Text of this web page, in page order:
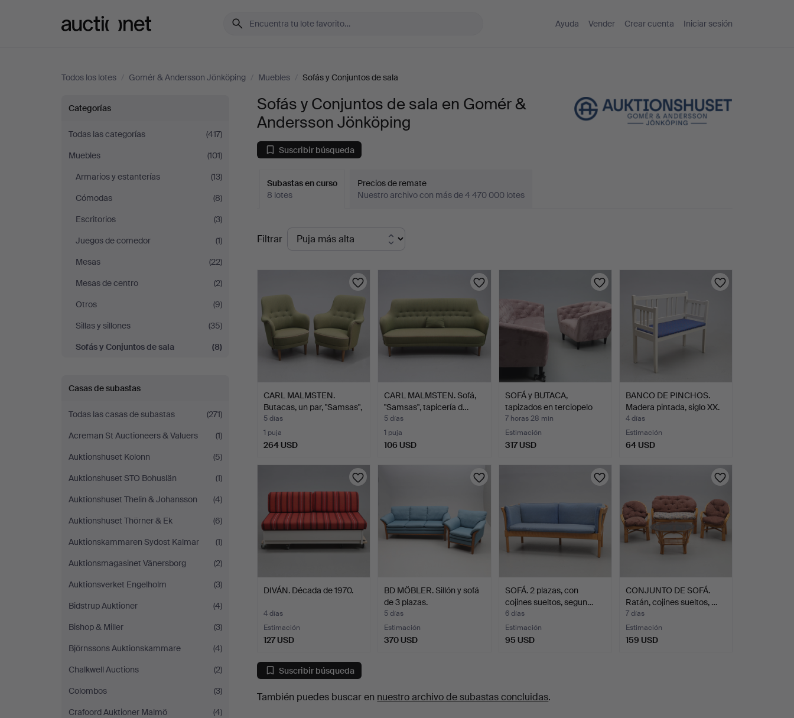
Ayuda Vender Crear cuenta Iniciar sesión
Todos los lotes / Gomér & Andersson Jönköping / Muebles / Sofás y Conjuntos de sala
Sofás
y
Conjuntos
de
sala
en
Gomér
Andersson
Categorías
Todas las categorías
(417)
Muebles
(101)
Armarios y estanterías
(13)
Cómodas
(8)
Escritorios
(3)
Juegos de comedor
(1)
Mesas
(22)
Mesas de centro
(2)
Otros
(9)
Sillas y sillones
(35)
Sofás y Conjuntos de sala
(8)
Casas de subastas
Todas las casas de subastas
(271)
Acreman St Auctioneers & Valuers
(1)
Auktionshuset Kolonn
(5)
Auktionshuset STO Bohuslän
(1)
Auktionshuset Thelin & Johansson
(4)
Auktionshuset Thörner & Ek
(6)
Auktionskammaren Sydost Kalmar
(1)
Auktionsmagasinet Vänersborg
(2)
Auktionsverket Engelholm
(3)
Bidstrup Auktioner
(4)
Bishop & Miller
(3)
Björnssons Auktionskammare
(4)
Chalkwell Auctions
(2)
Colombos
(3)
Crafoord Auktioner Malmö
(4)
Sofás y Conjuntos de sala en Gomér &
Andersson Jönköping
Suscribir búsqueda
Subastas en curso
8 lotes
Precios de remate
Nuestro archivo con más de 4 470 000 lotes
Subastas
en
curso
Filtrar
CARL MALMSTEN.
Butacas, un par, "Samsas",
…
5 días
1 puja
264 USD
CARL MALMSTEN. Sofá,
"Samsas", tapicería d…
5 días
1 puja
106 USD
SOFÁ y BUTACA,
tapizados en terciopelo
ros…
7 horas 28 min
Estimación
317 USD
BANCO DE PINCHOS.
Madera pintada, siglo XX.
4 días
Estimación
64 USD
DIVÁN. Década de 1970.
4 días
Estimación
127 USD
BD MÖBLER. Sillón y sofá
de 3 plazas.
5 días
Estimación
370 USD
SOFÁ. 2 plazas, con
cojines sueltos, segun…
6 días
Estimación
95 USD
CONJUNTO DE SOFÁ.
Ratán, cojines sueltos, …
7 días
Estimación
159 USD
Suscribir búsqueda
También puedes buscar en nuestro archivo de subastas concluidas.